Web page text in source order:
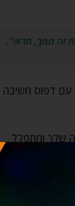
זה ממך, תראי".
עם דפוס חשיבה
שלך ומתפלל
זה לא יקרה –
עבורך. רק